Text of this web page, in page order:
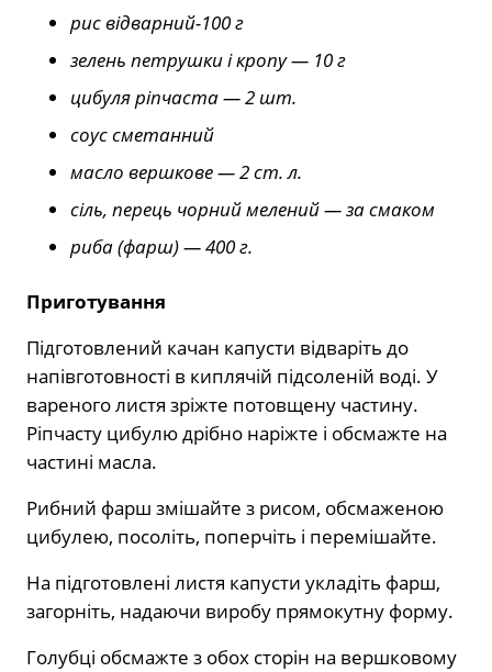
рис відварний-100 г
зелень петрушки і кропу — 10 г
цибуля ріпчаста — 2 шт.
соус сметанний
масло вершкове — 2 ст. л.
сіль, перець чорний мелений — за смаком
риба (фарш) — 400 г.
Приготування
Підготовлений качан капусти відваріть до
напівготовності в киплячій підсоленій воді. У
вареного листя зріжте потовщену частину.
Ріпчасту цибулю дрібно наріжте і обсмажте на
частині масла.
Рибний фарш змішайте з рисом, обсмаженою
цибулею, посоліть, поперчіть і перемішайте.
На підготовлені листя капусти укладіть фарш,
загорніть, надаючи виробу прямокутну форму.
Голубці обсмажте з обох сторін на вершковому